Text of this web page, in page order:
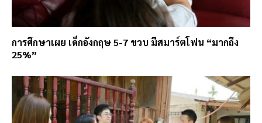
การศึกษาเผย เด็กอังกฤษ 5-7 ขวบ มีสมาร์ตโฟน “มากถึง
25%”